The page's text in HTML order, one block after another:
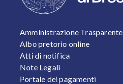
FOOTER 1
Amministrazione Trasparente
Albo pretorio online
Atti di notifica
Note Legali
Portale dei pagamenti